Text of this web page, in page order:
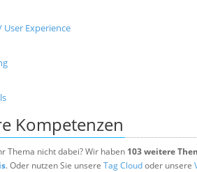
User Experience
Kompetenzen
Thema nicht dabei? Wir haben 103 weitere
. Oder nutzen Sie unsere Tag Cloudoder unsere